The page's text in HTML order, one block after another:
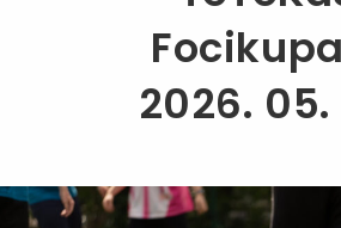
2026. 05.